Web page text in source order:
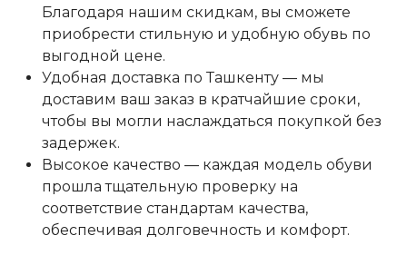
Благодаря нашим скидкам, вы сможете
приобрести стильную и удобную обувь по
выгодной цене.
Удобная доставка по Ташкенту — мы
доставим ваш заказ в кратчайшие сроки,
чтобы вы могли наслаждаться покупкой без
задержек.
Высокое качество — каждая модель обуви
прошла тщательную проверку на
соответствие стандартам качества,
обеспечивая долговечность и комфорт.